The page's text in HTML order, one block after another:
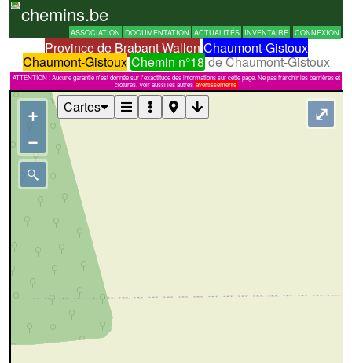
chemins.be
ASSOCIATION DOCUMENTATION ACTUALITÉS INVENTAIRE CONNEXION
Province de Brabant Wallon Chaumont-Gistoux
Chaumont-Gistoux Chemin n°18de Chaumont-Gistoux
ATTENTION : Aucune garantie n'est donnée sur l'exactitude des informations sur cette page. Ne pas franchir les barrières et
clôtures. Voir aussi les autres avertissements
+
−
⤢
Cartes